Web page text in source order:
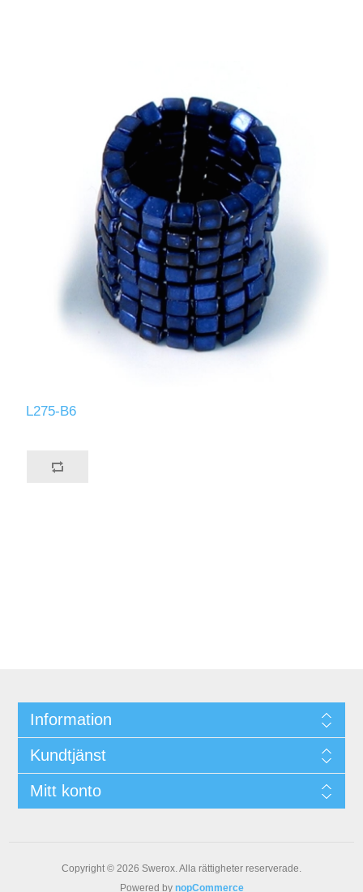
L275-B6
Information
Kundtjänst
Mitt konto
Copyright © 2026 Swerox. Alla rättigheter reserverade.
Powered by nopCommerce